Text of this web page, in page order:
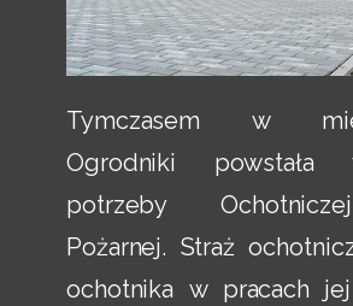
Tymczasem w
Ogrodniki powstała
potrzeby
Pożarnej. Straż
ochotnika w pracach